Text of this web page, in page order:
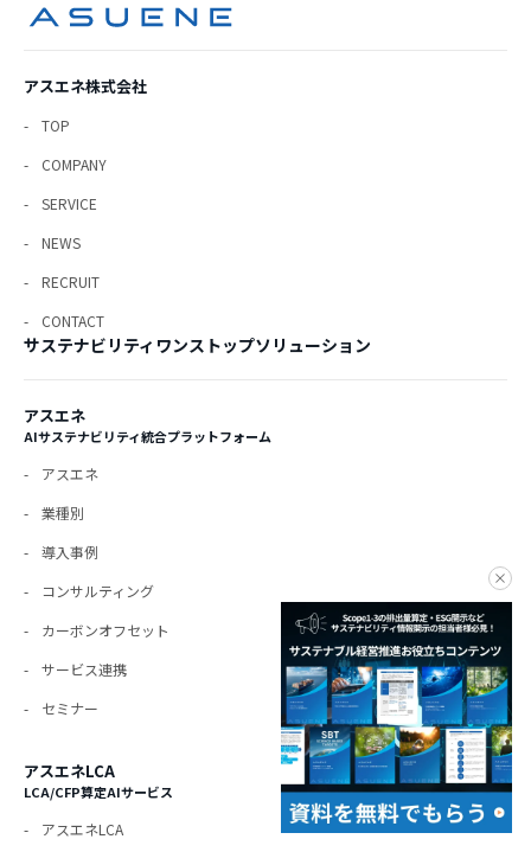
アスエネ株式会社
TOP
COMPANY
SERVICE
NEWS
RECRUIT
CONTACT
サステナビリティワンストップソリューション
アスエネ
AIサステナビリティ統合プラットフォーム
アスエネ
業種別
導入事例
コンサルティング
カーボンオフセット
サービス連携
セミナー
アスエネLCA
LCA/CFP算定AIサービス
アスエネLCA